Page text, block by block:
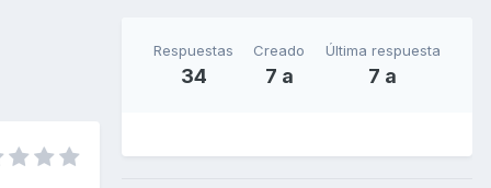
Respuestas
34
Creado
7 a
Última respuesta
7 a